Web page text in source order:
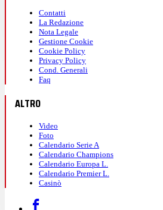
Contatti
La Redazione
Nota Legale
Gestione Cookie
Cookie Policy
Privacy Policy
Cond. Generali
Faq
ALTRO
Video
Foto
Calendario Serie A
Calendario Champions
Calendario Europa L.
Calendario Premier L.
Casinò